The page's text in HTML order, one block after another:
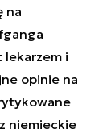
na
lekarzem i
opinie na
niemieckie